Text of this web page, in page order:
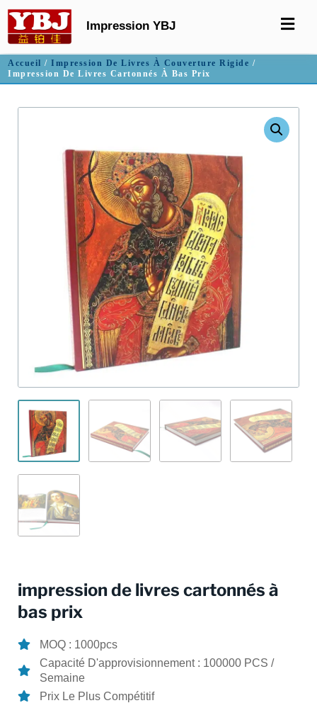
Impression YBJ
Accueil / Impression De Livres À Couverture Rigide /
Impression De Livres Cartonnés À Bas Prix
impression de livres cartonnés à
bas prix
MOQ : 1000pcs
Capacité D'approvisionnement : 100000 PCS /
Semaine
Prix Le Plus Compétitif